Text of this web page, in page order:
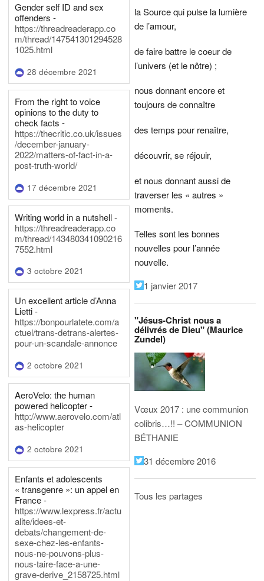
Gender self ID and sex
offenders -
https://threadreaderapp.co
m/thread/147541301294528
1025.html
28 décembre 2021
From the right to voice
opinions to the duty to
check facts -
https://thecritic.co.uk/issues
/december-january-
2022/matters-of-fact-in-a-
post-truth-world/
17 décembre 2021
Writing world in a nutshell -
https://threadreaderapp.co
m/thread/143480341090216
7552.html
3 octobre 2021
Un excellent article d’Anna
Lietti -
https://bonpourlatete.com/a
ctuel/trans-detrans-alertes-
pour-un-scandale-annonce
2 octobre 2021
AeroVelo: the human
powered helicopter -
http://www.aerovelo.com/atl
as-helicopter
2 octobre 2021
Enfants et adolescents
« transgenre »: un appel en
France -
https://www.lexpress.fr/actu
alite/idees-et-
debats/changement-de-
sexe-chez-les-enfants-
nous-ne-pouvons-plus-
nous-taire-face-a-une-
grave-derive_2158725.html
la Source qui pulse la lumière
de l’amour,
de faire battre le coeur de
l’univers (et le nôtre) ;
nous donnant encore et
toujours de connaître
des temps pour renaître,
découvrir, se réjouir,
et nous donnant aussi de
traverser les « autres »
moments.
Telles sont les bonnes
nouvelles pour l’année
nouvelle.
1 janvier 2017
"Jésus-Christ nous a
délivrés de Dieu" (Maurice
Zundel)
Vœux 2017 : une communion
colibris…!! – COMMUNION
BÉTHANIE
31 décembre 2016
Tous les partages